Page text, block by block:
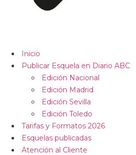
Inicio
Publicar Esquela en Diario ABC
Edición Nacional
Edición Madrid
Edición Sevilla
Edición Toledo
Tarifas y Formatos 2026
Esquelas publicadas
Atención al Cliente